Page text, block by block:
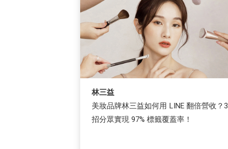
林三益
美妝品牌林三益如何用 LINE 翻倍營收？3
招分眾實現 97% 標籤覆蓋率！